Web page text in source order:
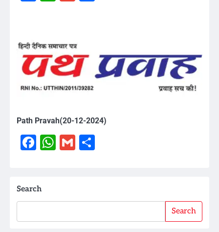
Path Pravah(20-12-2024)
Facebook
WhatsApp
Gmail
Search
Search